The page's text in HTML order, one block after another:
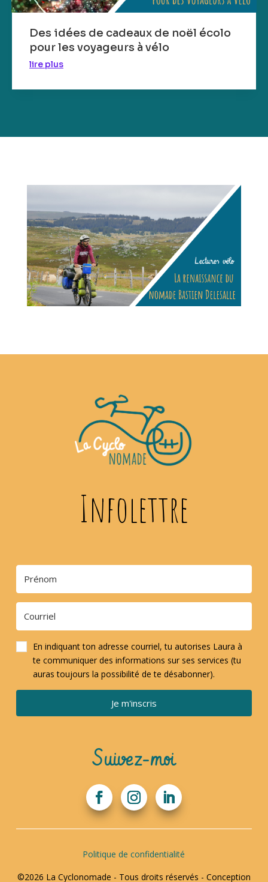
Des idées de cadeaux de noël écolo
pour les voyageurs à vélo
lire plus
Infolettre
En indiquant ton adresse courriel, tu autorises Laura à
te communiquer des informations sur ses services (tu
auras toujours la possibilité de te désabonner).
Je m'inscris
Suivez-moi
Politique de confidentialité
©2026 La Cyclonomade - Tous droits réservés - Conception